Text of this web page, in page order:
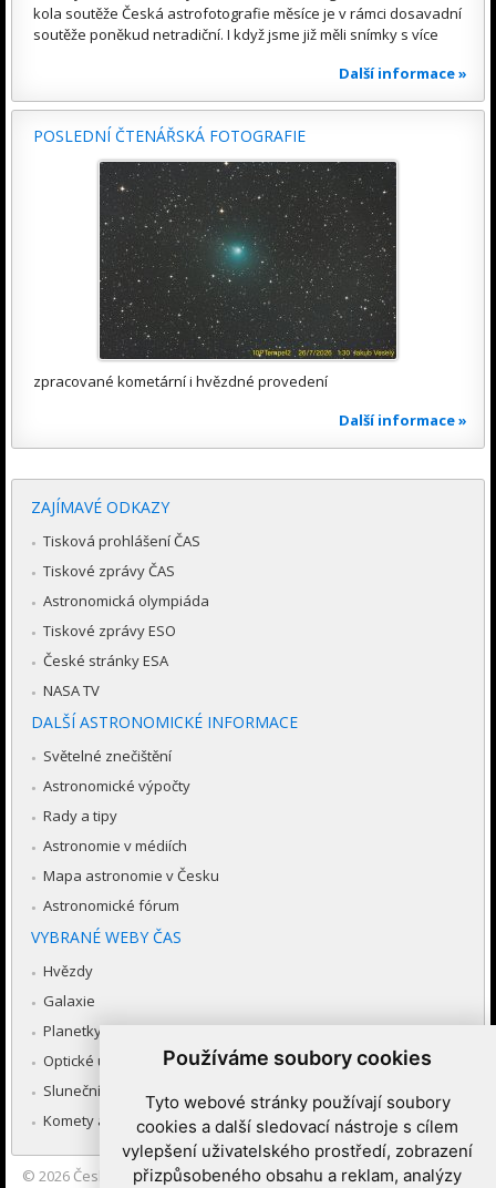
Používáme soubory cookies
Tyto webové stránky používají soubory
cookies a další sledovací nástroje s cílem
vylepšení uživatelského prostředí, zobrazení
přizpůsobeného obsahu a reklam, analýzy
kola soutěže Česká astrofotografie měsíce je v rámci dosavadní
soutěže poněkud netradiční. I když jsme již měli snímky s více
Další informace »
POSLEDNÍ ČTENÁŘSKÁ FOTOGRAFIE
zpracované kometární i hvězdné provedení
Další informace »
ZAJÍMAVÉ ODKAZY
Tisková prohlášení ČAS
Tiskové zprávy ČAS
Astronomická olympiáda
Tiskové zprávy ESO
České stránky ESA
NASA TV
DALŠÍ ASTRONOMICKÉ INFORMACE
Světelné znečištění
Astronomické výpočty
Rady a tipy
Astronomie v médiích
Mapa astronomie v Česku
Astronomické fórum
VYBRANÉ WEBY ČAS
Hvězdy
Galaxie
Planetky
Optické úkazy v atmosféře
Sluneční soustava
Komety a meteory
© 2026 Česká astronomická společnost|Hvězdárna a planetárium